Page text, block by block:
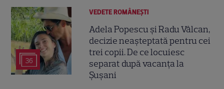
36
VEDETE ROMÂNEŞTI
Adela Popescu și Radu Vâlcan,
decizie neașteptată pentru cei
trei copii. De ce locuiesc
separat după vacanța la
Șușani